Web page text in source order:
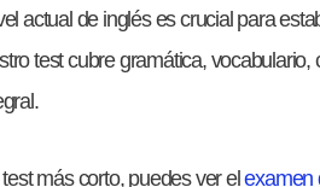
actual de inglés es crucial para
test cubre gramática,
más corto, puedes ver elexamen